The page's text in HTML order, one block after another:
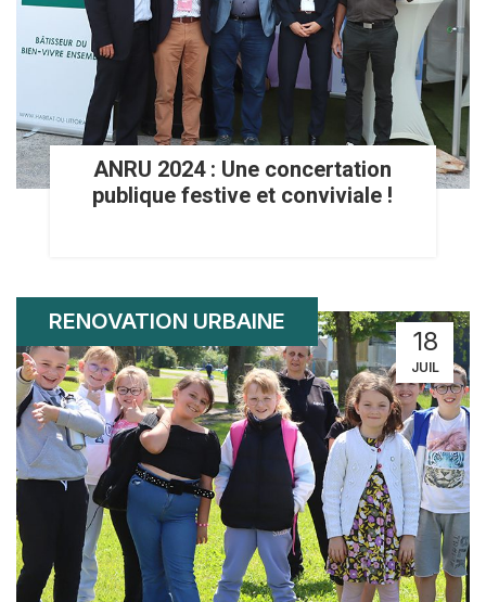
ANRU 2024 : Une concertation
publique festive et conviviale !
18
JUIL
RENOVATION URBAINE